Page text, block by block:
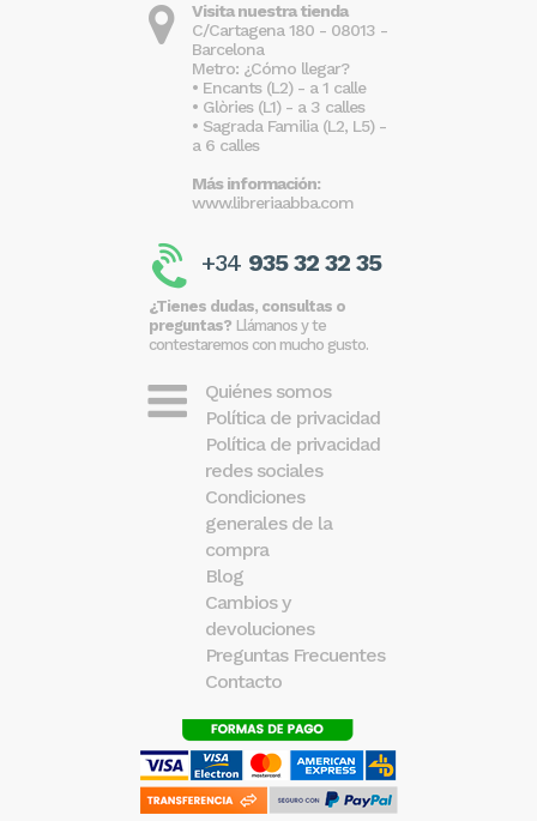
Visita nuestra tienda
C/Cartagena 180 - 08013 -
Barcelona
Metro: ¿Cómo llegar?
• Encants (L2) - a 1 calle
• Glòries (L1) - a 3 calles
• Sagrada Familia (L2, L5) -
a 6 calles
Más información:
www.libreriaabba.com
+34 935 32 32 35
¿Tienes dudas, consultas o
preguntas? Llámanos y te
contestaremos con mucho gusto.
Quiénes somos
Política de privacidad
Política de privacidad
redes sociales
Condiciones
generales de la
compra
Blog
Cambios y
devoluciones
Preguntas Frecuentes
Contacto